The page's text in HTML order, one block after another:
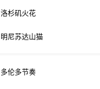
洛杉矶火花
明尼苏达山猫
多伦多节奏